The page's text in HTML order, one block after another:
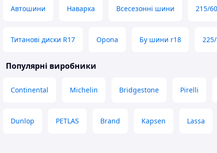
Наварка є наварка,але за ці гроші
але день два і привикаєш( напевно
показник
краще
Не пожалієте!
Автошини Наварка Всесезонні шини 215/
Титанові диски R17 Opona Бу шини r18
Популярні виробники
Continental Michelin Bridgestone Pirelli
Dunlop PETLAS Brand Kapsen Lassa